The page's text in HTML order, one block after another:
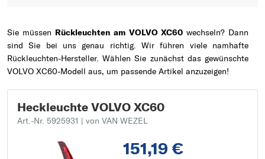
Sie müssen Rückleuchten am VOLVO XC60wechseln? Dann
sind Sie bei uns genau richtig. Wir führen viele namhafte
Rückleuchten-Hersteller. Wählen Sie zunächst das gewünschte
VOLVO XC60-Modell aus, um passende Artikel anzuzeigen!
Heckleuchte VOLVO XC60
Art.-Nr. 5925931 | von VAN WEZEL
151,19 €